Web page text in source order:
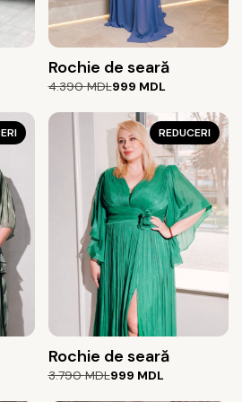
Rochie de seară
4.390MDL
Prețul
a
4.390 MDL.
999 MDL
Prețul
este:
REDUCERI
Rochie de seară
3.790MDL
Prețul
999 MDL
Prețul